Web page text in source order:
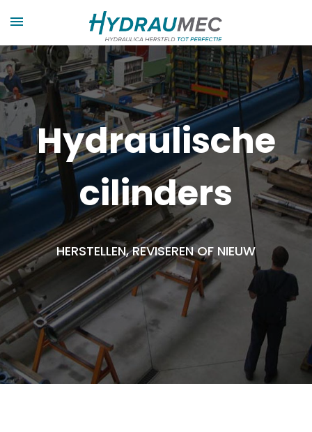
Hydraulische
cilinders
HERSTELLEN, REVISEREN OF NIEUW